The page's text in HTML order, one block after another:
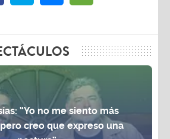
“Yo no me siento más
creo que expreso una